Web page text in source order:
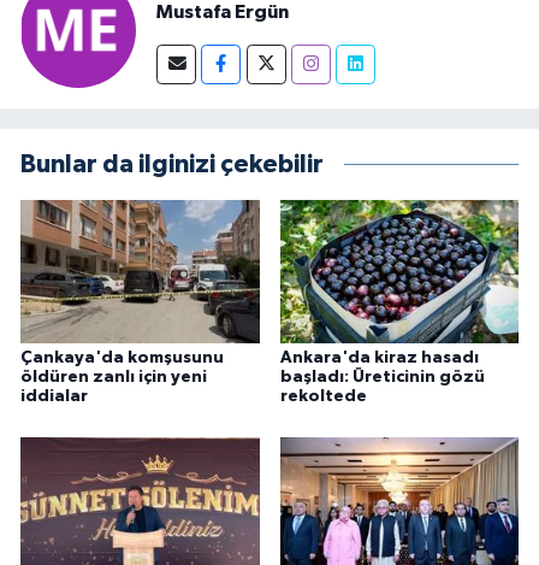
Mustafa Ergün
Bunlar da ilginizi çekebilir
Çankaya'da komşusunu
öldüren zanlı için yeni
iddialar
Ankara'da kiraz hasadı
başladı: Üreticinin gözü
rekoltede